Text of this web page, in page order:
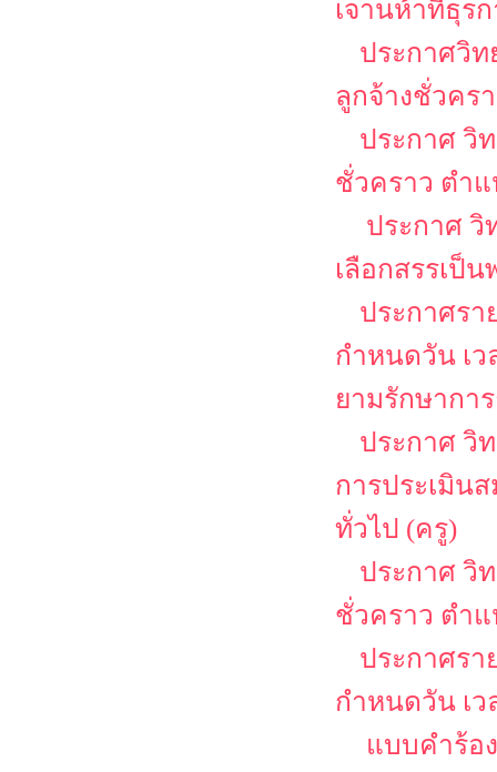
เจานห้าที่ธุร
ประกาศวิท
ลูกจ้างชั่วคร
ประกาศ วิ
ชั่วคราว ตำ
ประกาศ วิ
เลือกสรรเป็
ประกาศรา
กำหนดวัน เ
ยามรักษากา
ประกาศ วิ
การประเมิน
ทั่วไป (ครู)
ประกาศ วิ
ชั่วคราว ตำ
ประกาศรา
กำหนดวัน เว
แบบคำร้อ